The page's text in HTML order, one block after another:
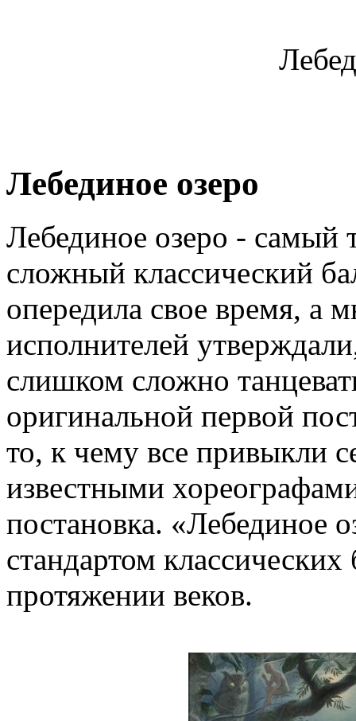
Лебединое озеро
Лебединое озеро - самый
сложный классический
опередила свое время, а
исполнителей
слишком сложно
оригинальной первой
то, к чему все привыкли
известными
постановка. «Лебединое
стандартом
протяжении веков.